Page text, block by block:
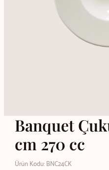
Banquet
cm 270 cc
Ürün Kodu: BNC24CK